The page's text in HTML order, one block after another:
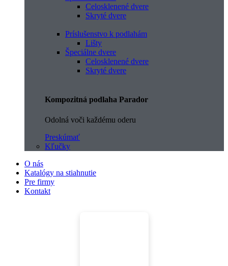
Celosklenené dvere
Skryté dvere
Príslušenstvo k podlahám
Lišty
Špeciálne dvere
Celosklenené dvere
Skryté dvere
Kompozitná podlaha Parador
Odolná voči každému oderu
Preskúmať
Kľučky
O nás
Katalógy na stiahnutie
Pre firmy
Kontakt